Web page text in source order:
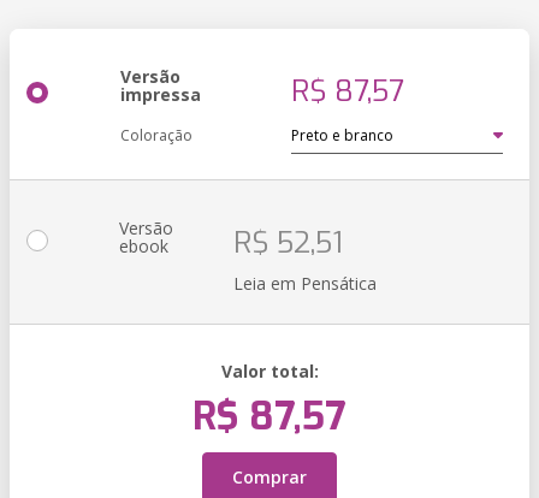
Versão
impressa R$ 87,57
Coloração
Versão
ebook R$ 52,51
Leia em Pensática
Valor total:
R$ 87,57
Comprar